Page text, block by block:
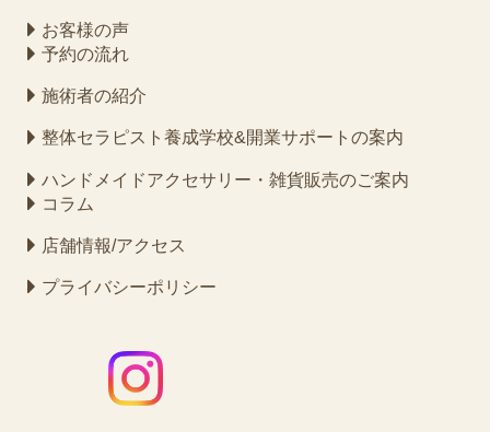
お客様の声
予約の流れ
施術者の紹介
整体セラピスト養成学校&開業サポートの案内
ハンドメイドアクセサリー・雑貨販売のご案内
コラム
店舗情報/アクセス
プライバシーポリシー